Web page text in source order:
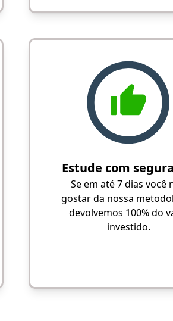
Estude com
Se em até 7 dias você
gostar da nossa
devolvemos 100% do
investido.